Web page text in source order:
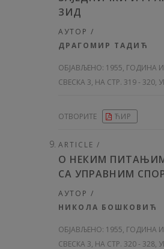
ЗИД
АУТОР /
ДРАГОМИР ТАДИЋ
ОБЈАВЉЕНО: 1955, ГОДИНА
СВЕСКА 3, НА СТР. 319 - 320,
ОТВОРИТЕ ЋИР
ARTICLE /
О НЕКИМ
СА УПРАВНИМ
АУТОР /
НИКОЛА БОШКОВИЋ
ОБЈАВЉЕНО: 1955, ГОДИНА
СВЕСКА 3, НА СТР. 320 - 328,